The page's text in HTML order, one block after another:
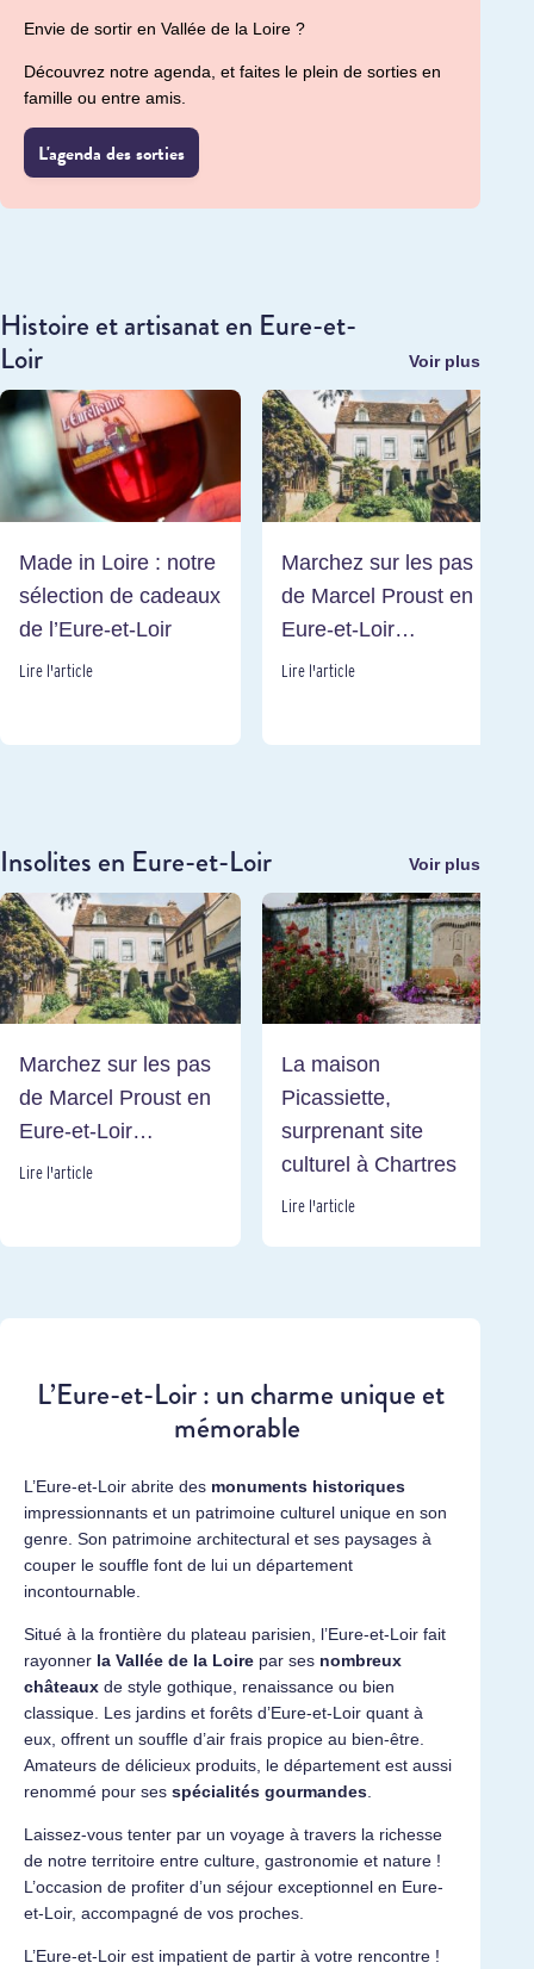
Envie de sortir en Vallée de la Loire ?
Découvrez notre agenda, et faites le plein de sorties en
famille ou entre amis.
L'agenda des sorties
Histoire et artisanat en Eure-et-
Loir
Voir plus
Made in Loire : notre
sélection de cadeaux
de l’Eure-et-Loir
Lire l'article
Marchez sur les pas
de Marcel Proust en
Eure-et-Loir…
Lire l'article
Insolites en Eure-et-Loir Voir plus
Marchez sur les pas
de Marcel Proust en
Eure-et-Loir…
Lire l'article
La maison
Picassiette,
surprenant site
culturel à Chartres
Lire l'article
L’Eure-et-Loir : un charme unique et
mémorable
L’Eure-et-Loir abrite des monuments historiques
impressionnants et un patrimoine culturel unique en son
genre. Son patrimoine architectural et ses paysages à
couper le souffle font de lui un département
incontournable.
Situé à la frontière du plateau parisien, l’Eure-et-Loir fait
rayonner la Vallée de la Loire par ses nombreux
châteaux de style gothique, renaissance ou bien
classique. Les jardins et forêts d’Eure-et-Loir quant à
eux, offrent un souffle d’air frais propice au bien-être.
Amateurs de délicieux produits, le département est aussi
renommé pour ses spécialités gourmandes
Laissez-vous tenter par un voyage à travers la richesse
de notre territoire entre culture, gastronomie et nature !
L’occasion de profiter d’un séjour exceptionnel en Eure-
et-Loir, accompagné de vos proches.
L’Eure-et-Loir est impatient de partir à votre rencontre !